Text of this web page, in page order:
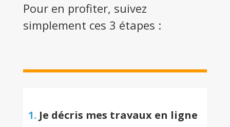
Pour en profiter, suivez
simplement ces 3 étapes :
1. Je décris mes travaux en ligne